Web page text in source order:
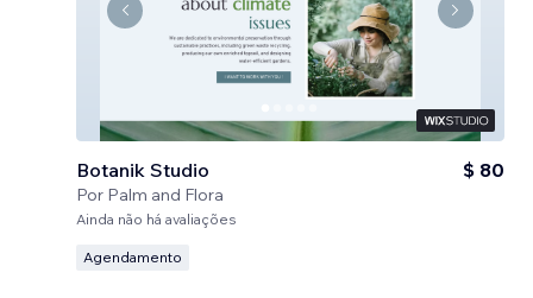
Botanik Studio
Por Palm and Flora
$ 80
Ainda não há avaliações
Agendamento